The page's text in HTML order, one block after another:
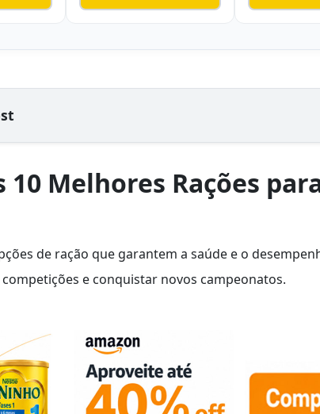
10 Melhores Rações
de ração que garantem a saúde e o
e conquistar novos campeonatos.